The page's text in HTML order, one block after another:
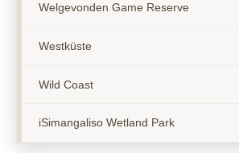
Welgevonden Game Reserve
Westküste
Wild Coast
iSimangaliso Wetland Park